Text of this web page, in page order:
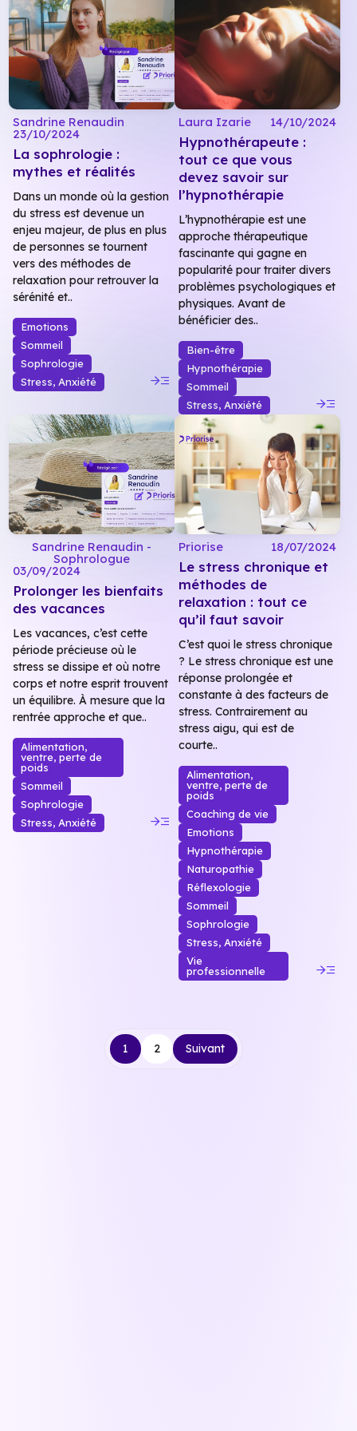
Sandrine Renaudin
23/10/2024
La sophrologie :
mythes et réalités
Dans un monde où la gestion
du stress est devenue un
enjeu majeur, de plus en plus
de personnes se tournent
vers des méthodes de
relaxation pour retrouver la
sérénité et..
Emotions
Sommeil
Sophrologie
Stress, Anxiété
read_more
Laura Izarie 14/10/2024
Hypnothérapeute :
tout ce que vous
devez savoir sur
l’hypnothérapie
L’hypnothérapie est une
approche thérapeutique
fascinante qui gagne en
popularité pour traiter divers
problèmes psychologiques et
physiques. Avant de
bénéficier des..
Bien-être
Hypnothérapie
Sommeil
Stress, Anxiété
read_more
Sandrine Renaudin -
Sophrologue
03/09/2024
Prolonger les bienfaits
des vacances
Les vacances, c’est cette
période précieuse où le
stress se dissipe et où notre
corps et notre esprit trouvent
un équilibre. À mesure que la
rentrée approche et que..
Alimentation,
ventre, perte de
poids
Sommeil
Sophrologie
Stress, Anxiété
read_more
Priorise 18/07/2024
Le stress chronique et
méthodes de
relaxation : tout ce
qu’il faut savoir
C’est quoi le stress chronique
? Le stress chronique est une
réponse prolongée et
constante à des facteurs de
stress. Contrairement au
stress aigu, qui est de
courte..
Alimentation,
ventre, perte de
poids
Coaching de vie
Emotions
Hypnothérapie
Naturopathie
Réflexologie
Sommeil
Sophrologie
Stress, Anxiété
Vie
professionnelle
read_more
Navigation
des
1 2 Suivant